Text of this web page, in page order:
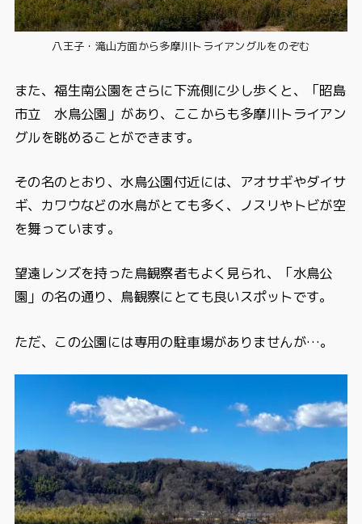
八王子・滝山方面から多摩川トライアングルをのぞむ
また、福生南公園をさらに下流側に少し歩くと、「昭島
市立 水鳥公園」があり、ここからも多摩川トライアン
グルを眺めることができます。
その名のとおり、水鳥公園付近には、アオサギやダイサ
ギ、カワウなどの水鳥がとても多く、ノスリやトビが空
を舞っています。
望遠レンズを持った鳥観察者もよく見られ、「水鳥公
園」の名の通り、鳥観察にとても良いスポットです。
ただ、この公園には専用の駐車場がありませんが…。